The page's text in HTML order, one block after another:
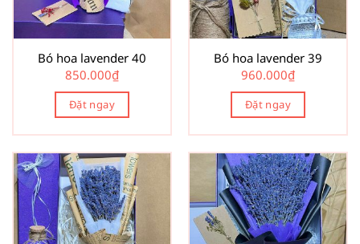
Bó hoa lavender 40
850.000₫
Đặt ngay
Bó hoa lavender 39
960.000₫
Đặt ngay